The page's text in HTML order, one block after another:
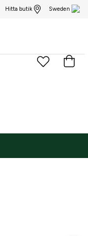
Hitta butik Sweden